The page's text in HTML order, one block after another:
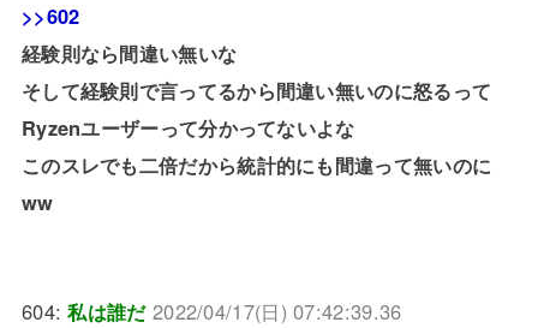
>>602
経験則なら間違い無いな
そして経験則で言ってるから間違い無いのに怒るって
Ryzenユーザーって分かってないよな
このスレでも二倍だから統計的にも間違って無いのに
ww
604:私は誰だ 2022/04/17(日) 07:42:39.36